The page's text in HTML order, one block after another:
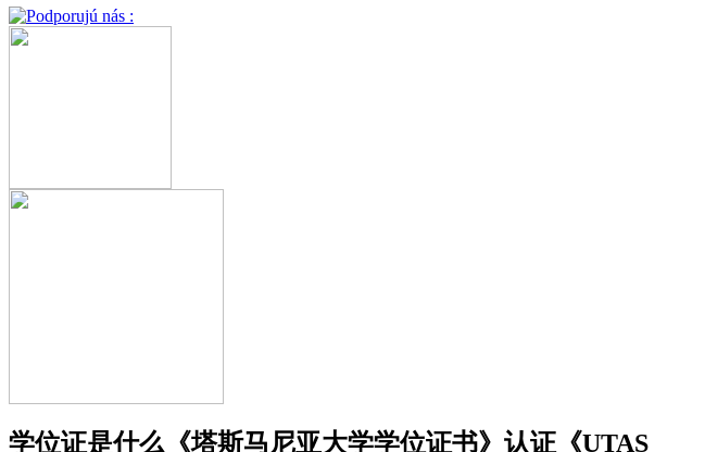
学位证是什么《塔斯马尼亚大学学位证书》认证《UTAS